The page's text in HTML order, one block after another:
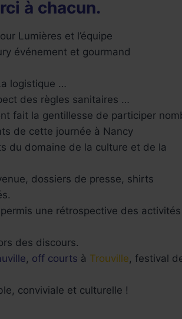
à chacun.
Lumières et l’équipe
événement et gourmand
logistique …
des règles sanitaires …
fait la gentillesse de participer
de cette journée à Nancy
du domaine de la culture et de la
dossiers de presse, shirts
une rétrospective des
des discours.
, off courts à Trouville, festival
conviviale et culturelle !